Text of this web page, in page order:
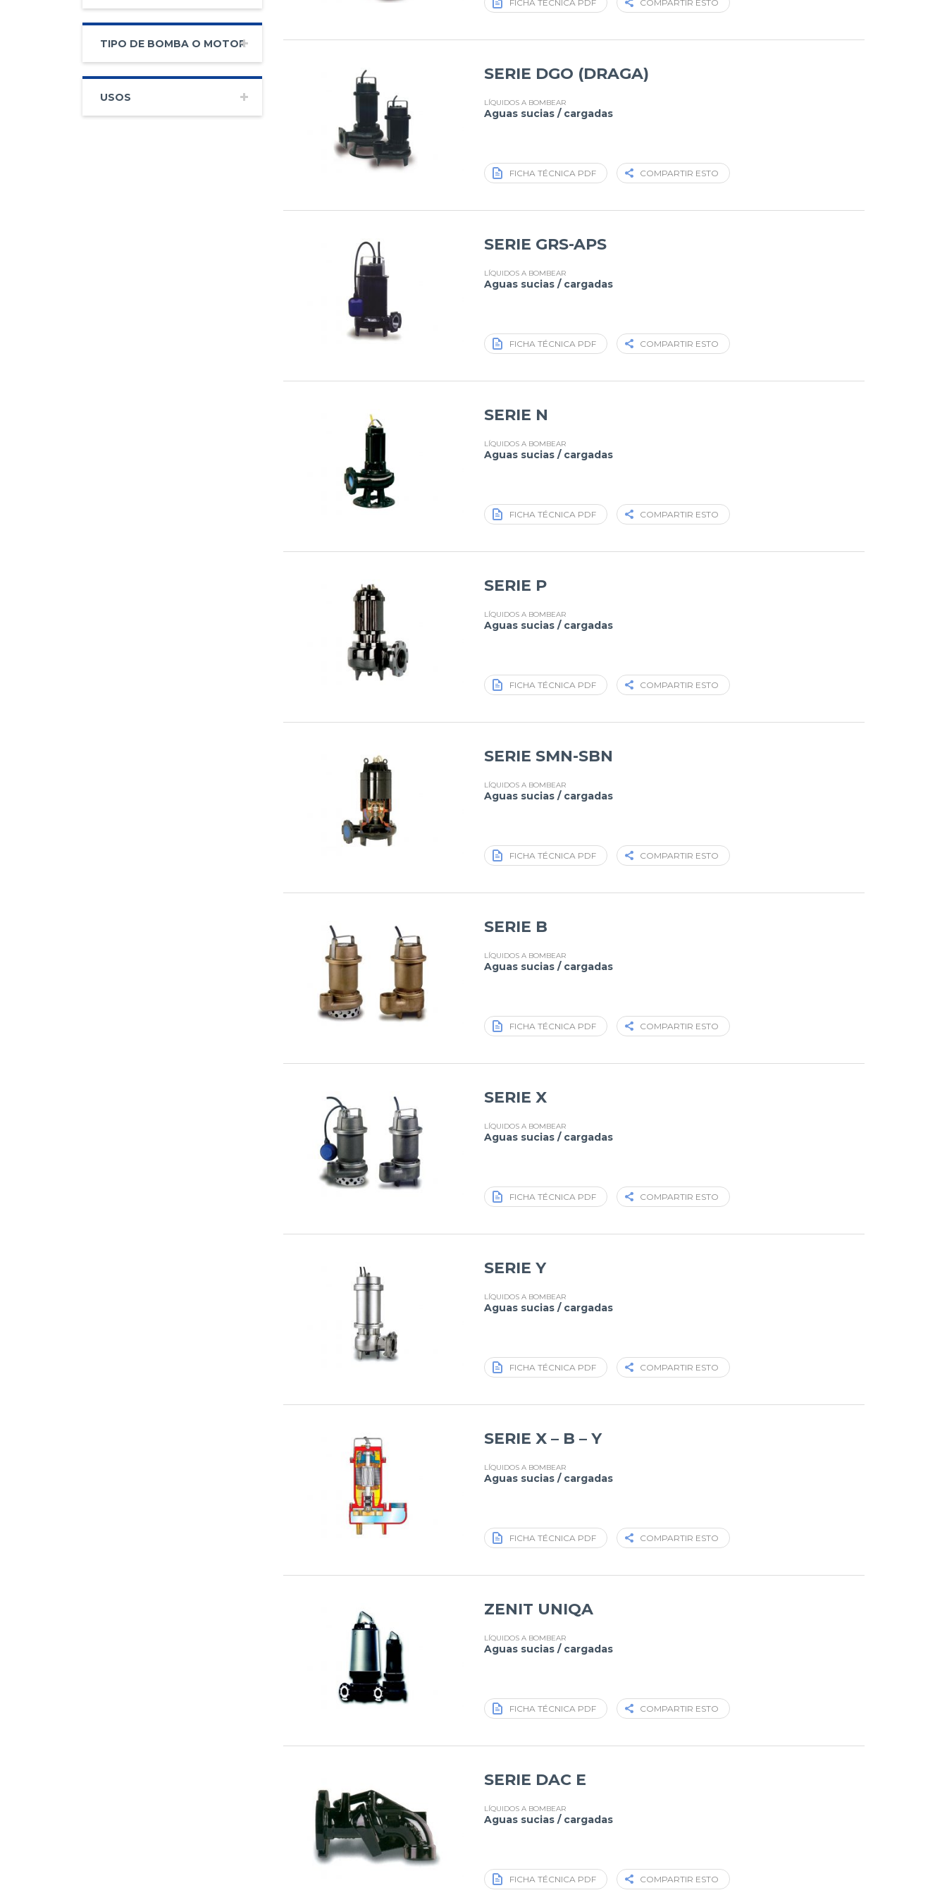
TIPO DE BOMBA O MOTOR
USOS
FICHA TÉCNICA PDF COMPARTIR ESTO
SERIE DGO (DRAGA)
LÍQUIDOS A BOMBEAR
Aguas sucias / cargadas
FICHA TÉCNICA PDF COMPARTIR ESTO
SERIE GRS-APS
LÍQUIDOS A BOMBEAR
Aguas sucias / cargadas
FICHA TÉCNICA PDF COMPARTIR ESTO
SERIE N
LÍQUIDOS A BOMBEAR
Aguas sucias / cargadas
FICHA TÉCNICA PDF COMPARTIR ESTO
SERIE P
LÍQUIDOS A BOMBEAR
Aguas sucias / cargadas
FICHA TÉCNICA PDF COMPARTIR ESTO
SERIE SMN-SBN
LÍQUIDOS A BOMBEAR
Aguas sucias / cargadas
FICHA TÉCNICA PDF COMPARTIR ESTO
SERIE B
LÍQUIDOS A BOMBEAR
Aguas sucias / cargadas
FICHA TÉCNICA PDF COMPARTIR ESTO
SERIE X
LÍQUIDOS A BOMBEAR
Aguas sucias / cargadas
FICHA TÉCNICA PDF COMPARTIR ESTO
SERIE Y
LÍQUIDOS A BOMBEAR
Aguas sucias / cargadas
FICHA TÉCNICA PDF COMPARTIR ESTO
SERIE X – B – Y
LÍQUIDOS A BOMBEAR
Aguas sucias / cargadas
FICHA TÉCNICA PDF COMPARTIR ESTO
ZENIT UNIQA
LÍQUIDOS A BOMBEAR
Aguas sucias / cargadas
FICHA TÉCNICA PDF COMPARTIR ESTO
SERIE DAC E
LÍQUIDOS A BOMBEAR
Aguas sucias / cargadas
FICHA TÉCNICA PDF COMPARTIR ESTO